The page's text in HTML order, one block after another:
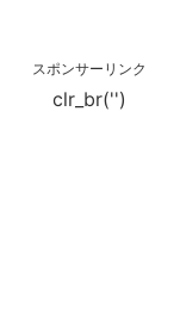
スポンサーリンク
clr_br('')